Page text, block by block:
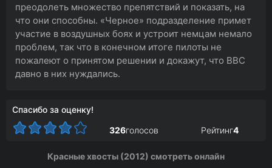
преодолеть множество препятствий и показать, на
что они способны. «Черное» подразделение примет
участие в воздушных боях и устроит немцам немало
проблем, так что в конечном итоге пилоты не
пожалеют о принятом решении и докажут, что ВВС
давно в них нуждались.
Спасибо за оценку!
326голосов Рейтинг4
Красные хвосты (2012) смотреть онлайн